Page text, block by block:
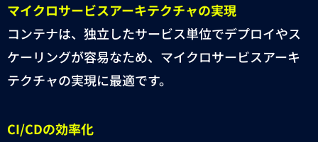
マイクロサービスアーキテクチャの実現
コンテナは、独立したサービス単位でデプロイやス
ケーリングが容易なため、マイクロサービスアーキ
テクチャの実現に最適です。
CI/CDの効率化